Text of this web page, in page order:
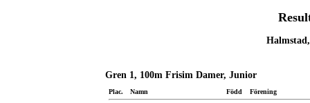
Halmstad,
Gren 1, 100m Frisim Damer, Junior
Plac. Namn Född Förening